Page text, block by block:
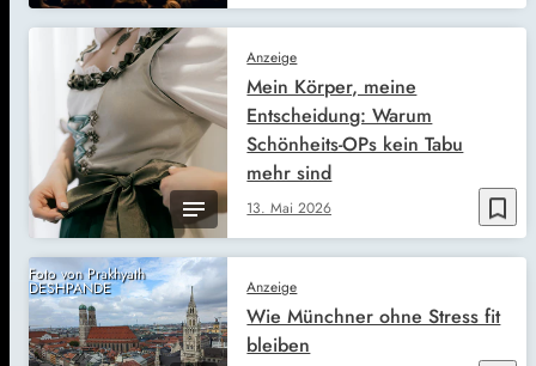
bookmark_border
Anzeige
13. Mai 2026
Mein Körper, meine
Entscheidung: Warum
Schönheits-OPs kein Tabu
mehr sind
Foto von Prakhyath
DESHPANDE Anzeige
Wie Münchner ohne Stress fit
bleiben